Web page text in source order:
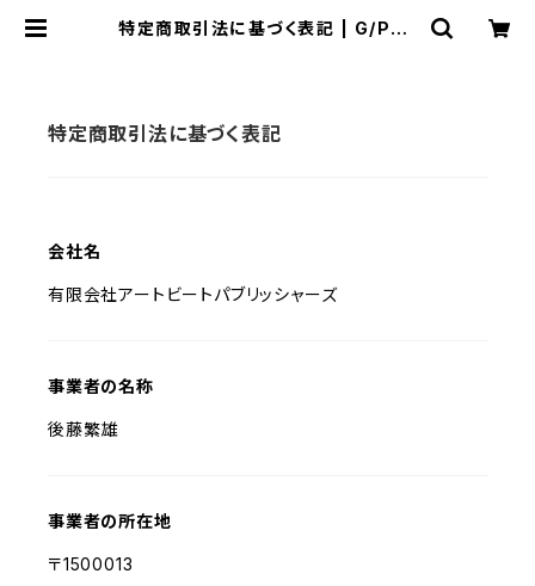
特定商取引法に基づく表記 | G/P+a
特定商取引法に基づく表記
会社名
有限会社アートビートパブリッシャーズ
事業者の名称
後藤繁雄
事業者の所在地
〒1500013